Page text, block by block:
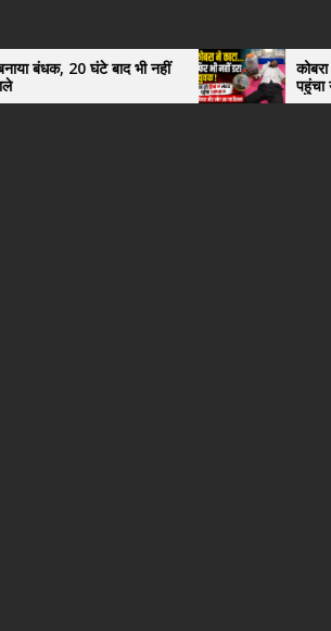
भी नहीं
कोबरा ने काटा तो उसी
पहुंचा युवक, अस्पताल में
हैरान